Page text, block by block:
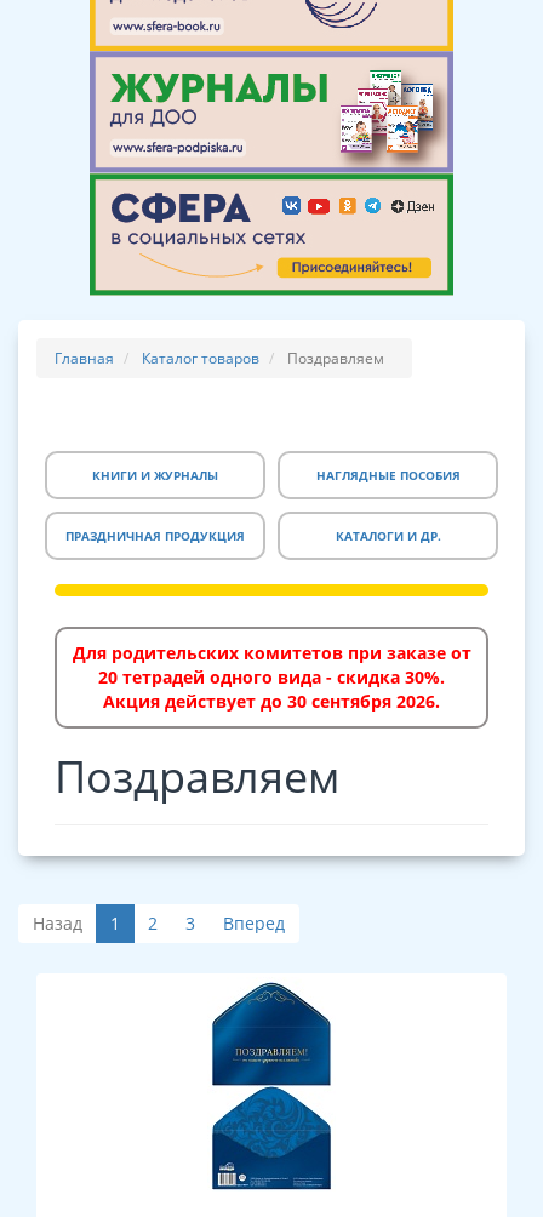
Главная Каталог товаров Поздравляем
КНИГИ И ЖУРНАЛЫ НАГЛЯДНЫЕ ПОСОБИЯ
ПРАЗДНИЧНАЯ ПРОДУКЦИЯ КАТАЛОГИ И ДР.
Для родительских комитетов при заказе от
20 тетрадей одного вида - скидка 30%.
Акция действует до 30 сентября 2026.
Поздравляем
Назад 1 2 3 Вперед